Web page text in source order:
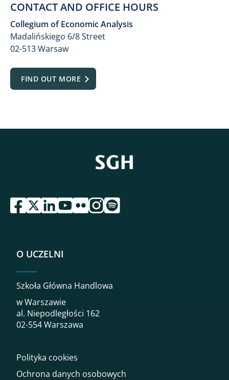
CONTACT AND OFFICE HOURS
Collegium of Economic Analysis
Madalińskiego 6/8 Street
02-513 Warsaw
FIND OUT MORE
przejdź do serwisu facebook sgh
przejdź do serwisu twitter sgh
przejdź do serwisu linkedin sgh
przejdź do serwisu youtube sgh
przejdź do serwisu flickr sgh
przejdź do serwisu instagram sgh
przejdź do serwisu spotify sgh
O UCZELNI
Szkoła Główna Handlowa
w Warszawie
al. Niepodległości 162
02-554 Warszawa
Polityka cookies
Ochrona danych osobowych